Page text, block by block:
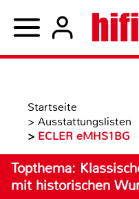
Startseite
> Ausstattungslisten
> ECLER eMHS1BG
Topthema:
mit historischen